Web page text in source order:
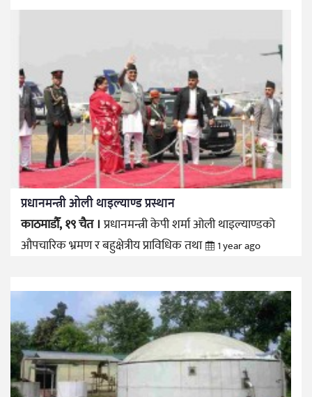
प्रधानमन्त्री ओली थाइल्याण्ड प्रस्थान
काठमाडौँ, १९ चैत ।प्रधानमन्त्री केपी शर्मा ओली थाइल्याण्डको
औपचारिक भ्रमण र बहुक्षेत्रीय प्राविधिक तथा
1 year ago